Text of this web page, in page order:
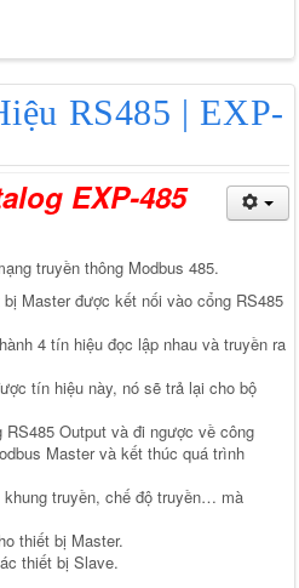
RS485 | EXP-
EXP-485
truyền thông Modbus 485.
Master được kết nối vào cổng RS485
4 tín hiệu đọc lập nhau và truyền ra
tín hiệu này, nó sẽ trả lại cho bộ
Output và đi ngược về công
Master và kết thúc quá trình
truyền, chế độ truyền… mà
thiết bị Master.
thiết bị Slave.